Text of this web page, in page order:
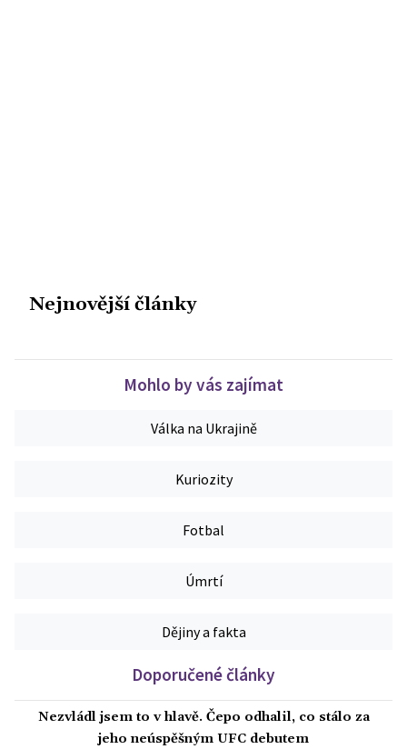
Nejnovější články
Mohlo by vás zajímat
Válka na Ukrajině
Kuriozity
Fotbal
Úmrtí
Dějiny a fakta
Doporučené články
Nezvládl jsem to v hlavě. Čepo odhalil, co stálo za
jeho neúspěšným UFC debutem